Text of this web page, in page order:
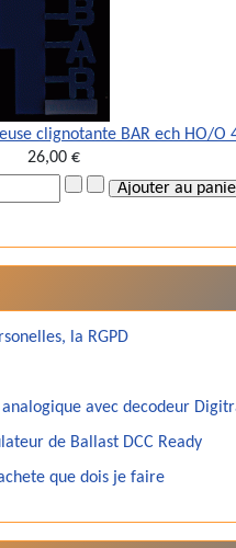
clignotante BAR ech HO/O
26,00 €
la RGPD
avec decodeur
de Ballast DCC Ready
que dois je faire